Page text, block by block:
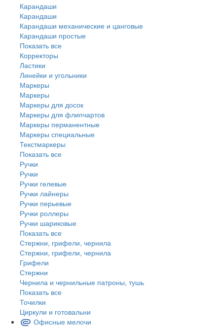
Карандаши
Карандаши
Карандаши механические и цанговые
Карандаши простые
Показать все
Корректоры
Ластики
Линейки и угольники
Маркеры
Маркеры
Маркеры для досок
Маркеры для флипчартов
Маркеры перманентные
Маркеры специальные
Текстмаркеры
Показать все
Ручки
Ручки
Ручки гелевые
Ручки лайнеры
Ручки перьевые
Ручки роллеры
Ручки шариковые
Показать все
Стержни, грифели, чернила
Стержни, грифели, чернила
Грифели
Стержни
Чернила и чернильные патроны, тушь
Показать все
Точилки
Циркули и готовальни
Офисные мелочи